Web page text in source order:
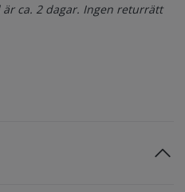
ca. 2 dagar. Ingen returrätt